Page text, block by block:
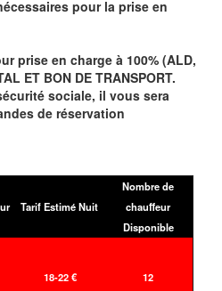
pour la prise en
prise en charge à 100% (ALD,
ET BON DE TRANSPORT.
sociale, il vous sera
de réservation
Tarif Estimé Nuit
Nombre de
chauffeur
Disponible
18-22 € 12